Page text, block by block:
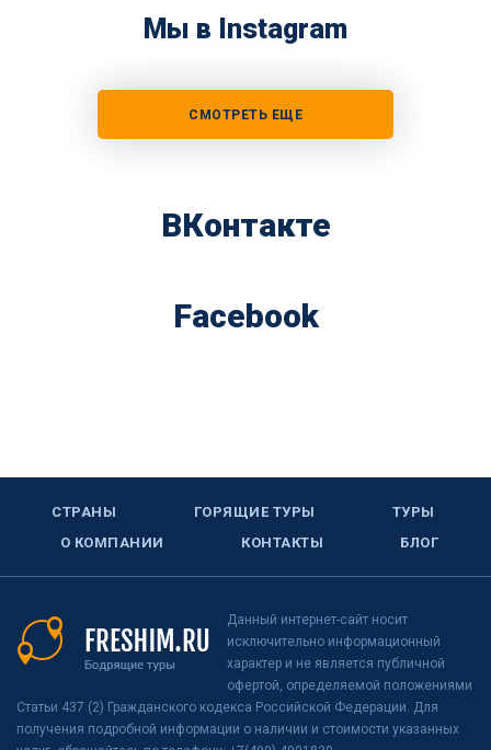
Мы в Instagram
СМОТРЕТЬ ЕЩЕ
ВКонтакте
Facebook
СТРАНЫ ГОРЯЩИЕ ТУРЫ
ТУРЫ
О КОМПАНИИ
КОНТАКТЫ БЛОГ
Данный интернет-сайт носит
исключительно информационный
характер и не является публичной
офертой, определяемой положениями
Статьи 437 (2) Гражданского кодекса Российской Федерации. Для
получения подробной информации о наличии и стоимости указанных